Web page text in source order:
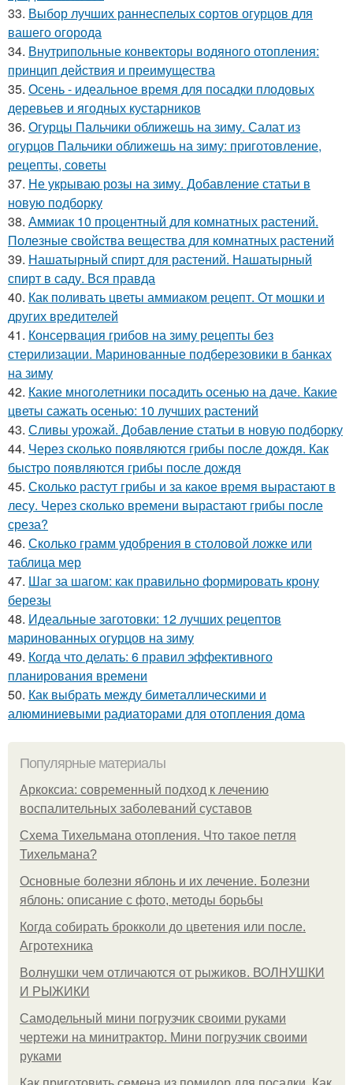
33. Выбор лучших раннеспелых сортов огурцов для
вашего огорода
34. Внутрипольные конвекторы водяного отопления:
принцип действия и преимущества
35. Осень - идеальное время для посадки плодовых
деревьев и ягодных кустарников
36. Огурцы Пальчики оближешь на зиму. Салат из
огурцов Пальчики оближешь на зиму: приготовление,
рецепты, советы
37. Не укрываю розы на зиму. Добавление статьи в
новую подборку
38. Аммиак 10 процентный для комнатных растений.
Полезные свойства вещества для комнатных растений
39. Нашатырный спирт для растений. Нашатырный
спирт в саду. Вся правда
40. Как поливать цветы аммиаком рецепт. От мошки и
других вредителей
41. Консервация грибов на зиму рецепты без
стерилизации. Маринованные подберезовики в банках
на зиму
42. Какие многолетники посадить осенью на даче. Какие
цветы сажать осенью: 10 лучших растений
43. Сливы урожай. Добавление статьи в новую подборку
44. Через сколько появляются грибы после дождя. Как
быстро появляются грибы после дождя
45. Сколько растут грибы и за какое время вырастают в
лесу. Через сколько времени вырастают грибы после
среза?
46. Сколько грамм удобрения в столовой ложке или
таблица мер
47. Шаг за шагом: как правильно формировать крону
березы
48. Идеальные заготовки: 12 лучших рецептов
маринованных огурцов на зиму
49. Когда что делать: 6 правил эффективного
планирования времени
50. Как выбрать между биметаллическими и
алюминиевыми радиаторами для отопления дома
Популярные материалы
Аркоксиа: современный подход к лечению
воспалительных заболеваний суставов
Схема Тихельмана отопления. Что такое петля
Тихельмана?
Основные болезни яблонь и их лечение. Болезни
яблонь: описание с фото, методы борьбы
Когда собирать брокколи до цветения или после.
Агротехника
Волнушки чем отличаются от рыжиков. ВОЛНУШКИ
И РЫЖИКИ
Самодельный мини погрузчик своими руками
чертежи на минитрактор. Мини погрузчик своими
руками